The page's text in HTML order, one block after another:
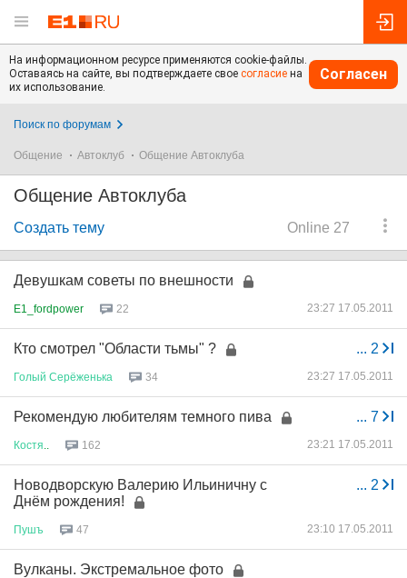
На информационном ресурсе применяются cookie-файлы.
Оставаясь на сайте, вы подтверждаете свое согласие на
их использование.
Согласен
Поиск по форумам
Общение Автоклуб Общение Автоклуба
Общение Автоклуба
Online 27
Создать тему
Девушкам советы по внешности
E1_fordpower 22 23:27 17.05.2011
... 2
Кто смотрел "Области тьмы" ?
Голый Серёженька 34 23:27 17.05.2011
... 7
Рекомендую любителям темного пива
Костя 162 23:21 17.05.2011
... 2
Новодворскую Валерию Ильиничну с
Днём рождения!
Пушъ 47 23:10 17.05.2011
Вулканы. Экстремальное фото